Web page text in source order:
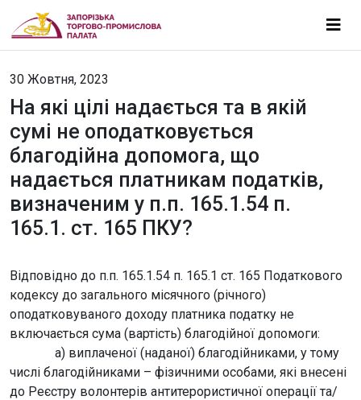
30 Жовтня, 2023
На які цілі надається та в якій
сумі не оподатковується
благодійна допомога, що
надається платникам податків,
визначеним у п.п. 165.1.54 п.
165.1. ст. 165 ПКУ?
Відповідно до п.п. 165.1.54 п. 165.1 ст. 165 Податкового
кодексу до загального місячного (річного)
оподатковуваного доходу платника податку не
включається сума (вартість) благодійної допомоги:
а) виплаченої (наданої) благодійниками, у тому
числі благодійниками – фізичними особами, які внесені
до Реєстру волонтерів антитерористичної операції та/